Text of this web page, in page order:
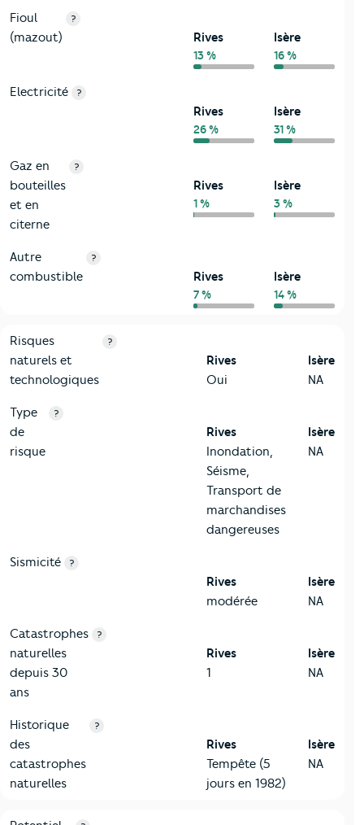
Fioul
(mazout)
?
Rives
13 %
Isère
16 %
Electricité ?
Rives
26 %
Isère
31 %
Gaz en
bouteilles
et en
citerne
?
Rives
1 %
Isère
3 %
Autre
combustible
?
Rives
7 %
Isère
14 %
9-Diagnostic risques
Critères
Risques
naturels et
technologiques
?
Rives
Oui
Isère
NA
Type
de
risque
?
Rives
Inondation,
Séisme,
Transport de
marchandises
dangereuses
Isère
NA
Sismicité ?
Rives
modérée
Isère
NA
Catastrophes
naturelles
depuis 30
ans
?
Rives
1
Isère
NA
Historique
des
catastrophes
naturelles
?
Rives
Tempête (5
jours en 1982)
Isère
NA